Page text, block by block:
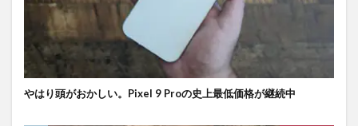
やはり頭がおかしい。Pixel 9 Proの史上最低価格が継続中